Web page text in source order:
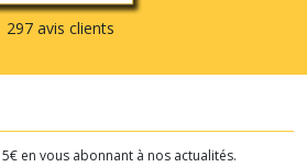
297 avis clients
en vous abonnant à nos actualités.